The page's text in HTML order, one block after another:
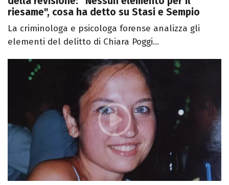
riesame", cosa ha detto su Stasi e Sempio
La criminologa e psicologa forense analizza gli
elementi del delitto di Chiara Poggi...